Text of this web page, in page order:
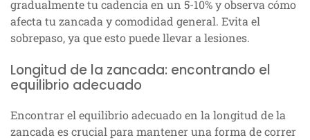
gradualmente tu cadencia en un 5-10% y observa cómo
afecta tu zancada y comodidad general. Evita el
sobrepaso, ya que esto puede llevar a lesiones.
Longitud de la zancada: encontrando el
equilibrio adecuado
Encontrar el equilibrio adecuado en la longitud de la
zancada es crucial para mantener una forma de correr